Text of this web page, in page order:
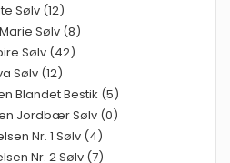
Sølv (12)
Sølv (8)
Sølv (42)
Sølv (12)
Blandet Bestik (5)
Jordbær Sølv (0)
Nr. 1 Sølv (4)
Nr. 2 Sølv (7)